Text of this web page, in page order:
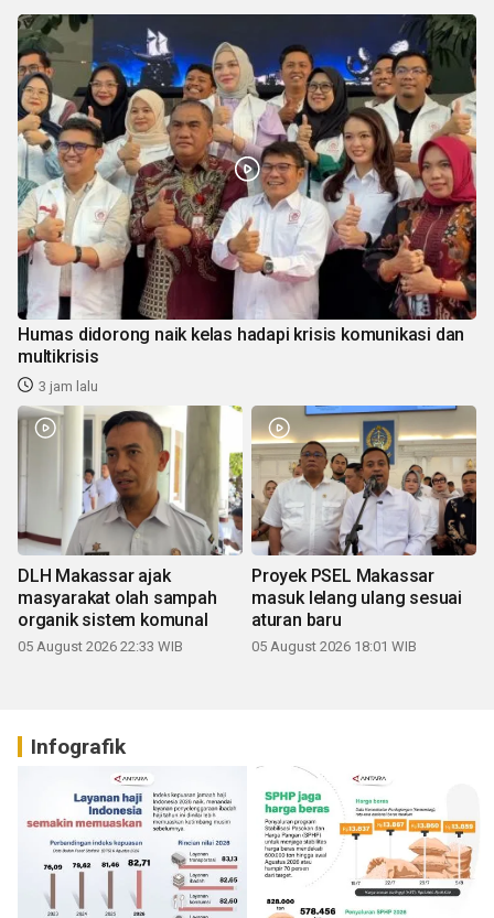
Humas didorong naik kelas hadapi krisis komunikasi dan
multikrisis
3 jam lalu
DLH Makassar ajak
masyarakat olah sampah
organik sistem komunal
05 August 2026 22:33 WIB
Proyek PSEL Makassar
masuk lelang ulang sesuai
aturan baru
05 August 2026 18:01 WIB
Infografik